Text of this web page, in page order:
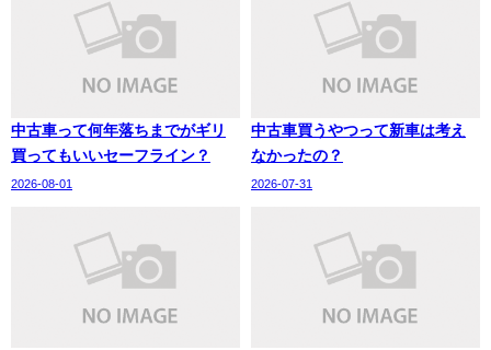
中古車って何年落ちまでがギリ
買ってもいいセーフライン？
2026-08-01
中古車買うやつって新車は考え
なかったの？
2026-07-31